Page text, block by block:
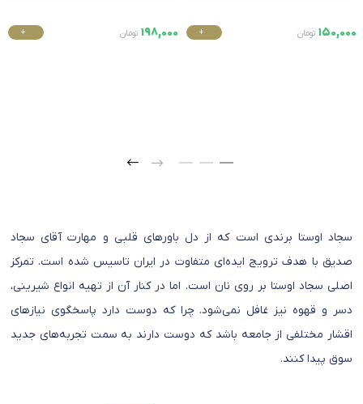
150,000 تومان
+
198,000 تومان
+
سجاد اوستا برندی است که از دل باورهای قلبی و مهارت آقای سجاد
صدیق با هدف ترویج ایده‌ای متفاوت در ایران تاسیس شده است. تمرکز
اصلی سجاد اوستا بر روی نان است. اما در کنار آن از تهیه انواع شیرینی،
دسر و قهوه نیز غافل نمی‌شود. چرا که دوست دارد پاسخگوی نیازهای
اقشار مختلفی از جامعه باشد که دوست دارند به سمت تجربه‌های جدید
سوق پیدا کنند.